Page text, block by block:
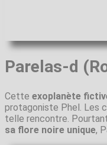
Parelas-d
Cette exoplanète
protagoniste Phel. Les
telle rencontre.
sa flore noire unique,